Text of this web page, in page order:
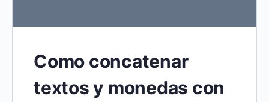
Como concatenar
textos y monedas con